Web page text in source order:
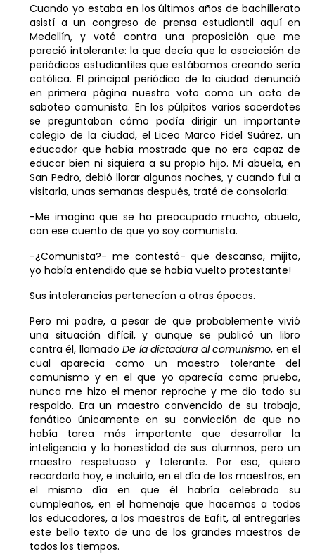
Cuando yo estaba en los últimos años de bachillerato
asistí a un congreso de prensa estudiantil aquí en
Medellín, y voté contra una proposición que me
pareció intolerante: la que decía que la asociación de
periódicos estudiantiles que estábamos creando sería
católica. El principal periódico de la ciudad denunció
en primera página nuestro voto como un acto de
saboteo comunista. En los púlpitos varios sacerdotes
se preguntaban cómo podía dirigir un importante
colegio de la ciudad, el Liceo Marco Fidel Suárez, un
educador que había mostrado que no era capaz de
educar bien ni siquiera a su propio hijo. Mi abuela, en
San Pedro, debió llorar algunas noches, y cuando fui a
visitarla, unas semanas después, traté de consolarla:
-Me imagino que se ha preocupado mucho, abuela,
con ese cuento de que yo soy comunista.
-¿Comunista?- me contestó- que descanso, mijito,
yo había entendido que se había vuelto protestante!
Sus intolerancias pertenecían a otras épocas.
Pero mi padre, a pesar de que probablemente vivió
una situación difícil, y aunque se publicó un libro
contra él, llamadoDe la dictadura al comunismo, en el
cual aparecía como un maestro tolerante del
comunismo y en el que yo aparecía como prueba,
nunca me hizo el menor reproche y me dio todo su
respaldo. Era un maestro convencido de su trabajo,
fanático únicamente en su convicción de que no
había tarea más importante que desarrollar la
inteligencia y la honestidad de sus alumnos, pero un
maestro respetuoso y tolerante. Por eso, quiero
recordarlo hoy, e incluirlo, en el día de los maestros, en
el mismo día en que él habría celebrado su
cumpleaños, en el homenaje que hacemos a todos
los educadores, a los maestros de Eafit, al entregarles
este bello texto de uno de los grandes maestros de
todos los tiempos.